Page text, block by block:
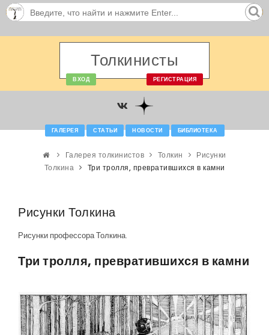
Толкинисты
ВХОД РЕГИСТРАЦИЯ
ГАЛЕРЕЯ СТАТЬИ НОВОСТИ БИБЛИОТЕКА
Галерея толкинистов Толкин
Рисунки
Толкина
Три тролля, превратившихся в камни
Рисунки Толкина
Рисунки профессора Толкина.
Три тролля, превратившихся в камни